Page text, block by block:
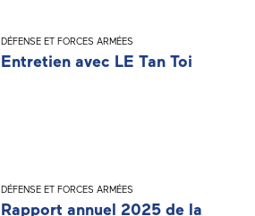
DÉFENSE ET FORCES ARMÉES
Entretien avec LE Tan Toi
DÉFENSE ET FORCES ARMÉES
Rapport annuel 2025 de la